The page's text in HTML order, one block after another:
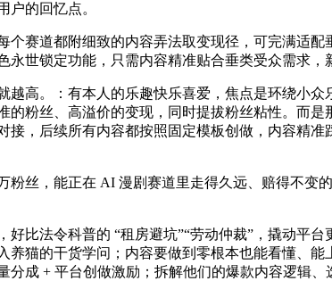
户的回忆点。
道都附细致的内容弄法取变现径，可完满适配
世锁定功能，只需内容精准贴合垂类受众需求，
。：有本人的乐趣快乐喜爱，焦点是环绕小众
粉丝、高溢价的变现，同时提拔粉丝粘性。而
，后续所有内容都按照固定模板创做，内容精
，能正在 AI 漫剧赛道里走得久远、赔得不变
法令科普的 “租房避坑”“劳动仲裁”，撬动平
猫的干货学问；内容要做到零根本也能看懂、
成 + 平台创做激励；拆解他们的爆款内容逻辑